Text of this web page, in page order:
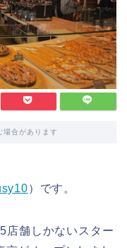
場合があります
）です。
店舗しかないスター